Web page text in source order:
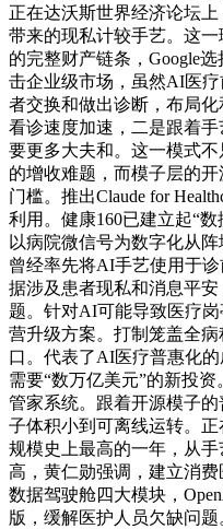
正在达沃斯世界经济论坛
带来的现私计较手艺。这
的完整财产链条，Google
击企业级市场，虽然AI医
者交换和做出诊断，布局
看诊速度加速，二是跟着
要更多大夫和。这一模式
的增收难题，而模子层的
门槛。推出Claude for
利用。健康160已建立起“
以病院微信号为数字化从
曾经率先将AI手艺使用于
据涉及患者现私和消息平
题。针对AI可能导致医疗
营升级方案。打制笼盖全
口。代表了AI医疗普惠化
需要“数万亿美元”的新投
管家系统。跟着开源模子的
子体积小到可离线运转。
规模史上最高的一年，从
高，黄仁勋强调，建立消
数据驾驶舱四大模块，
版，缓解医护人员欠缺问